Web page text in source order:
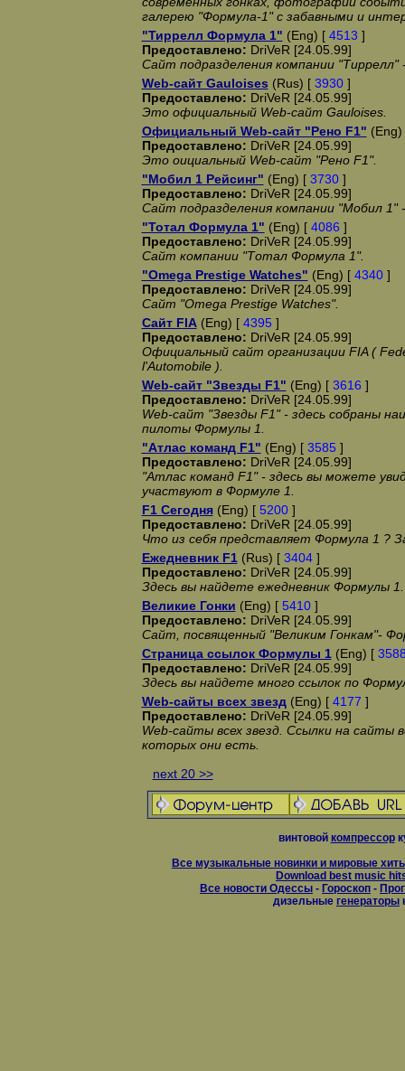
галерею "Формула-1" с забавными и
"Тиррелл Формула 1" (Eng) [ 4513 ]
Предоставлено: DriVeR [24.05.99]
Сайт подразделения компании "Тиррелл"
Web-сайт Gauloises (Rus) [ 3930]
Предоставлено: DriVeR [24.05.99]
Это официальный Web-сайт Gauloises.
Официальный Web-сайт "Рено F1"
Предоставлено: DriVeR [24.05.99]
Это оициальный Web-сайт "Рено F1".
"Мобил 1 Рейсинг" (Eng) [ 3730]
Предоставлено: DriVeR [24.05.99]
Сайт подразделения компании "Мобил 1"
"Тотал Формула 1" (Eng) [ 4086 ]
Предоставлено: DriVeR [24.05.99]
Сайт компании "Тотал Формула 1".
"Omega Prestige Watches" (Eng) [ 4340]
Предоставлено: DriVeR [24.05.99]
Сайт "Omega Prestige Watches".
Сайт FIA(Eng) [ 4395 ]
Предоставлено: DriVeR [24.05.99]
Официальный сайт организации FIA (
l'Automobile ).
Web-сайт "Звезды F1" (Eng) [ 3616 ]
Предоставлено: DriVeR [24.05.99]
Web-сайт "Звезды F1" - здесь собраны
пилоты Формулы 1.
"Атлас команд F1" (Eng) [ 3585 ]
Предоставлено: DriVeR [24.05.99]
"Атлас команд F1" - здесь вы можете
участвуют в Формуле 1.
F1 Сегодня(Eng) [ 5200]
Предоставлено: DriVeR [24.05.99]
Что из себя представляет Формула 1 ?
Ежедневник F1(Rus) [ 3404]
Предоставлено: DriVeR [24.05.99]
Здесь вы найдете ежедневник Формулы 1.
Великие Гонки (Eng) [ 5410]
Предоставлено: DriVeR [24.05.99]
Сайт, посвященный "Великим Гонкам"-
Страница ссылок Формулы 1(Eng) [
Предоставлено: DriVeR [24.05.99]
Здесь вы найдете много ссылок по
Web-сайты всех звезд(Eng) [ 4177 ]
Предоставлено: DriVeR [24.05.99]
Web-сайты всех звезд. Ссылки на сайты
которых они есть.
next 20 >>
винтовой компрессор
Все музыкальные новинки и мировые
Download best music
Все новости Одессы - Гороскоп -
дизельные генераторы